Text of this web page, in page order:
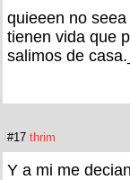
quieeen no
tienen vida que
salimos de
#17 thrim
Y a mi me